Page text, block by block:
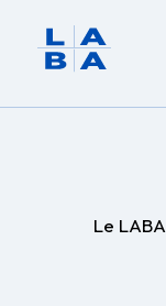
Le LABA